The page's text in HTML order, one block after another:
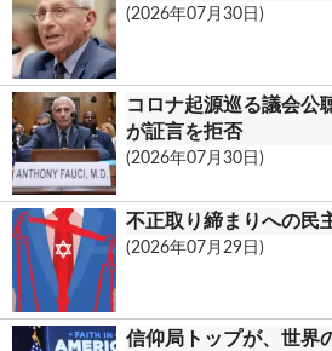
(2026年07月30日)
コロナ起源巡る議会
が証言を拒否
(2026年07月30日)
不正取り締まりへの民
(2026年07月29日)
信仰局トップが、世界